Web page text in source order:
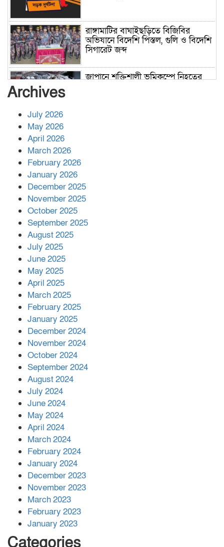
রাঙ্গামাটির বাঘাইছড়িতে বিজিবির
অভিযানে বিদেশি পিস্তল, গুলি ও বিদেশি
সিগারেট জব্দ
জাপানে শক্তিশালী ভূমিকম্পে নিহতের
পর ফোন তারেক রহমানের,গ্যাস সঙ্কট
সহায়তা দিলেন সাচিং প্রু জেরী
Archives
July 2026
May 2026
April 2026
March 2026
February 2026
January 2026
December 2025
November 2025
October 2025
September 2025
August 2025
July 2025
June 2025
May 2025
April 2025
March 2025
February 2025
January 2025
December 2024
November 2024
October 2024
September 2024
August 2024
July 2024
June 2024
May 2024
April 2024
March 2024
February 2024
January 2024
December 2023
November 2023
March 2023
February 2023
January 2023
Categories